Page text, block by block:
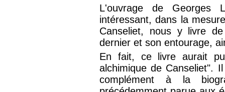
L'ouvrage de Georges
intéressant, dans la
Canseliet, nous y livre
dernier et son entourage,
En fait, ce livre aurait
alchimique de Canseliet".
complément à la